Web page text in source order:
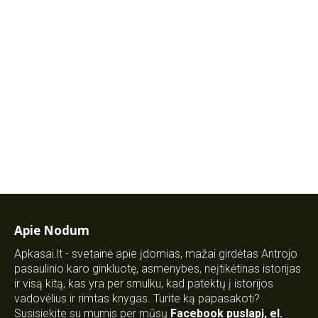
Apie Nodum
Apkasai.lt - svetainė apie įdomias, mažai girdėtas Antrojo
pasaulinio karo ginkluotę, asmenybes, neįtikėtinas istorijas
ir visą kitą, kas yra per smulku, kad patektų į istorijos
vadovėlius ir rimtas knygas. Turite ką papasakoti?
Susisiekite su mumis per mūsų Facebook puslapį, el.